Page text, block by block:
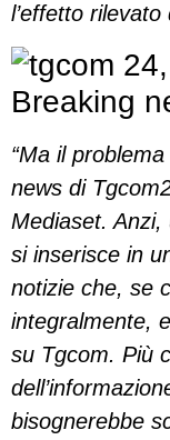
l’effetto
Breaking
“Ma il
news di
Mediaset.
si inserisce in
notizie che, se
integralmente,
su Tgcom. Più
bisognerebbe